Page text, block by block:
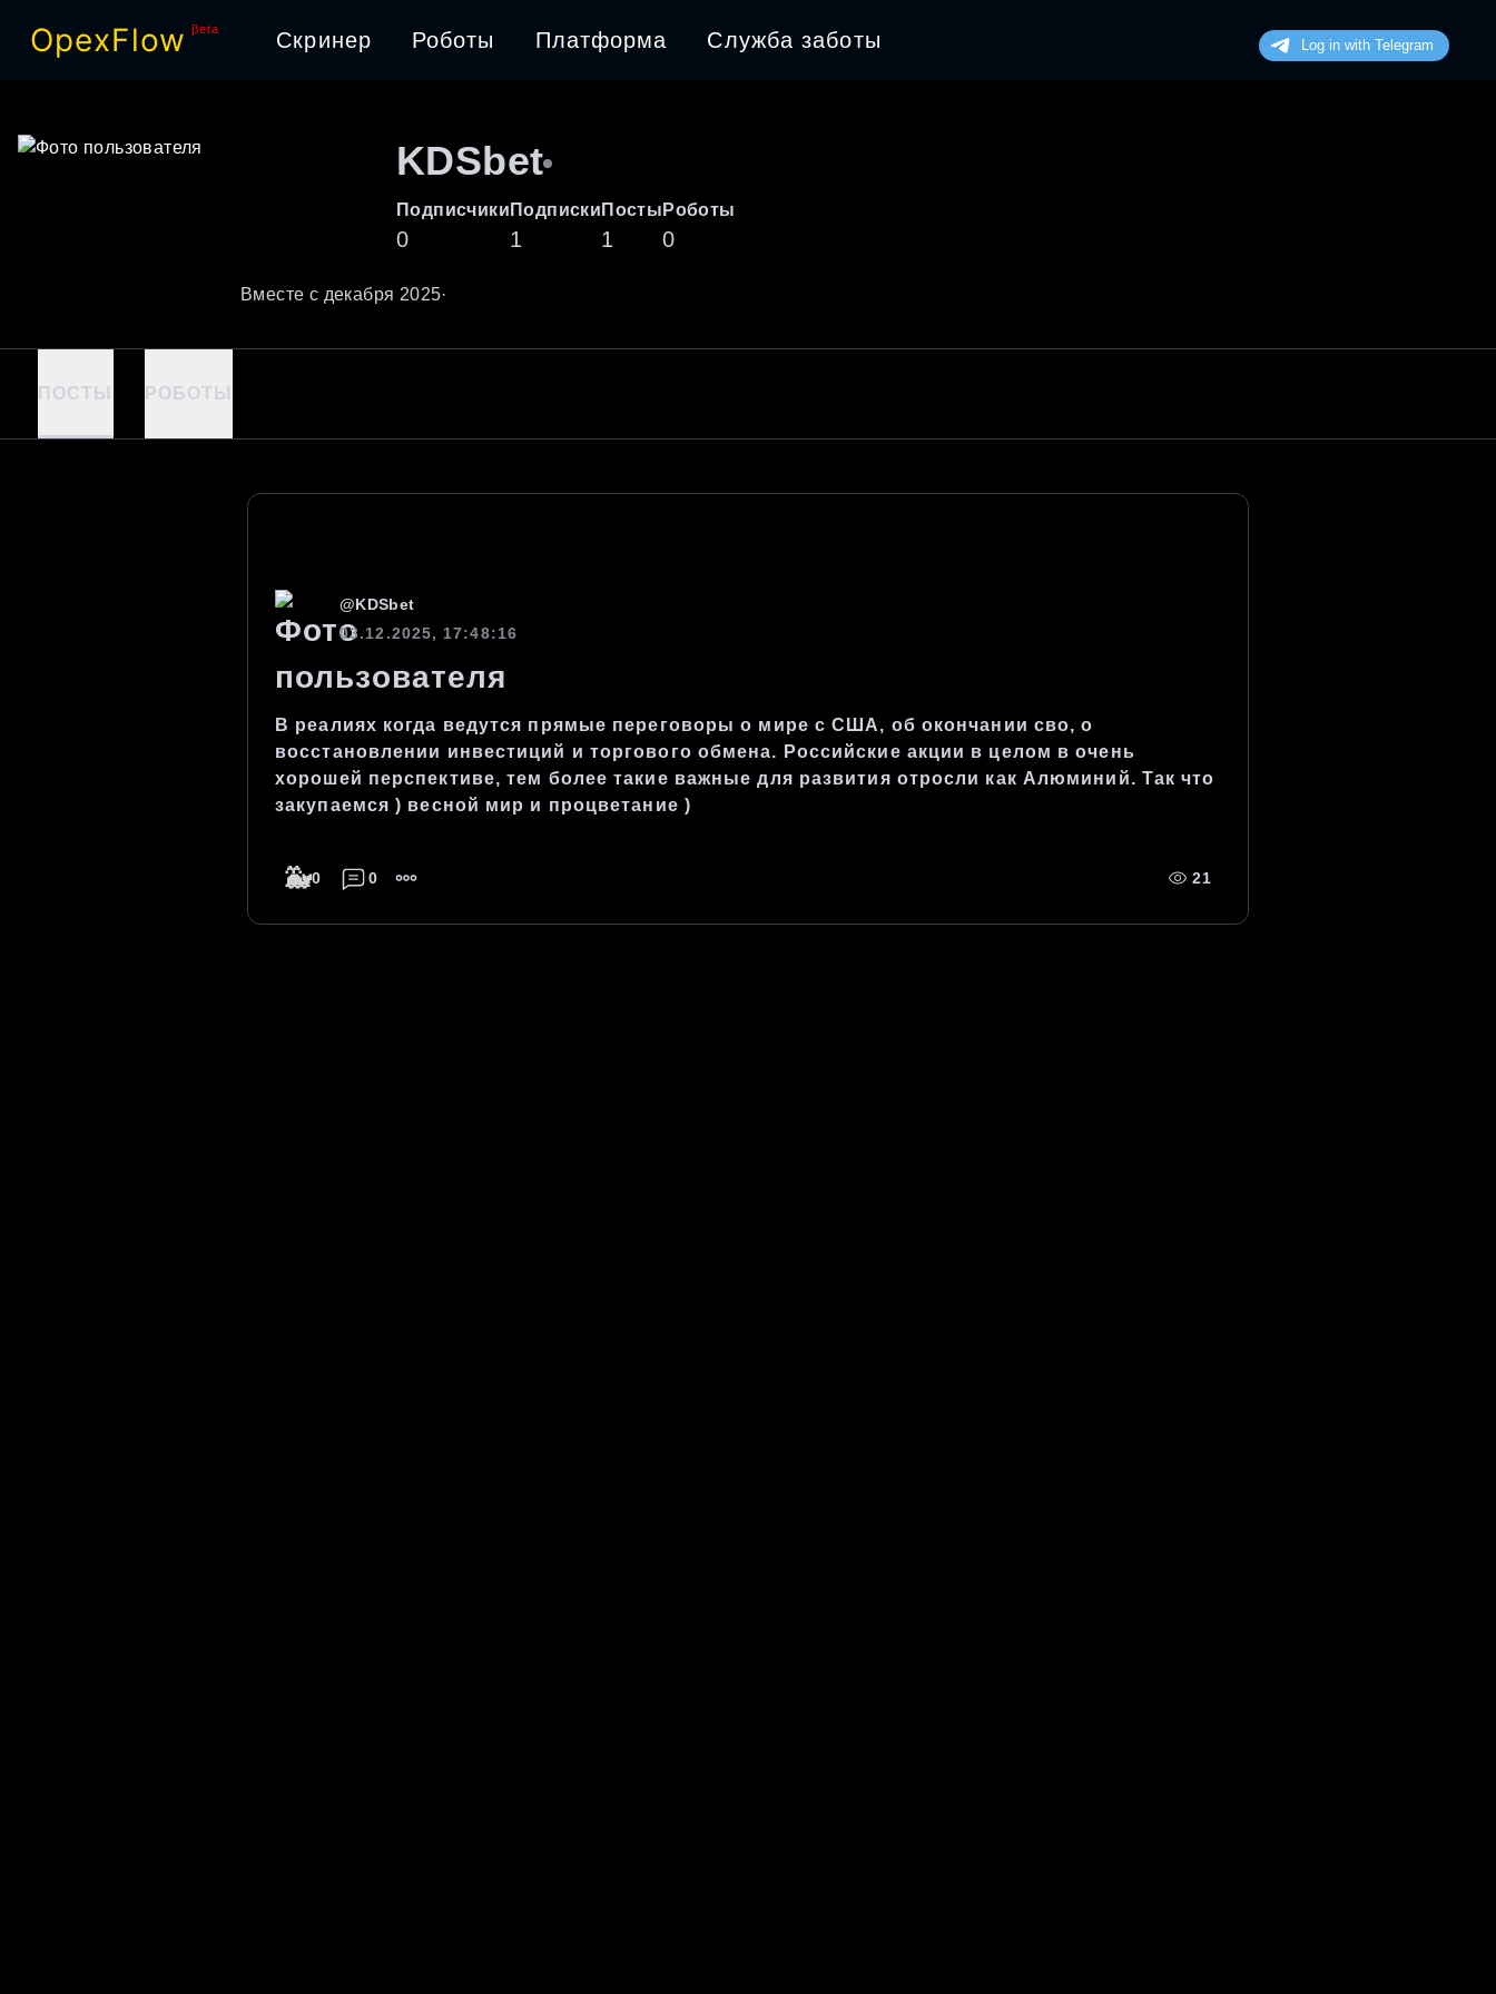
OpexFlow βeta Скринер Роботы Платформа Служба заботы
KDSbet
Подписчики
0
Подписки
1
Посты
1
Роботы
0
Вместе с декабря 2025·
ПОСТЫ РОБОТЫ
@KDSbet
03.12.2025, 17:48:16
В реалиях когда ведутся прямые переговоры о мире с США, об окончании сво, о
восстановлении инвестиций и торгового обмена. Российские акции в целом в очень
хорошей перспективе, тем более такие важные для развития отросли как Алюминий. Так что
закупаемся ) весной мир и процветание )
🐳0 0 21